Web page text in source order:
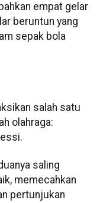
empat gelar
beruntun yang
sepak bola
salah satu
olahraga:
saling
memecahkan
pertunjukan